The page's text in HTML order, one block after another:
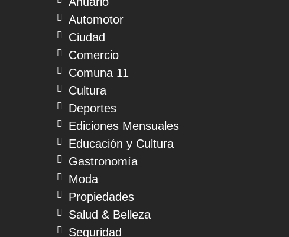
Automotor
Ciudad
Comercio
Comuna 11
Cultura
Deportes
Ediciones Mensuales
Educación y Cultura
Gastronomía
Moda
Propiedades
Salud & Belleza
Seguridad